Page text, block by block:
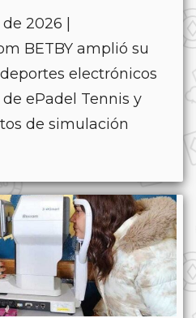
2026 |
BETBY amplió su
electrónicos
ePadel Tennis y
de simulación